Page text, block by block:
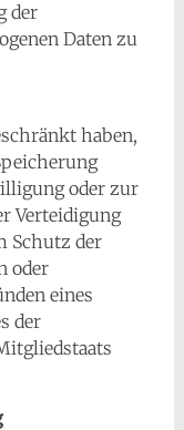
der
Daten zu
haben,
oder zur
Verteidigung
Schutz der
oder
eines
der